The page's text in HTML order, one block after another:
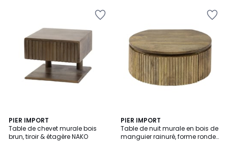
PIER IMPORT
Table de chevet murale bois
brun, tiroir & étagère NAKO
PIER IMPORT
Table de nuit murale en bois de
manguier rainuré, forme ronde